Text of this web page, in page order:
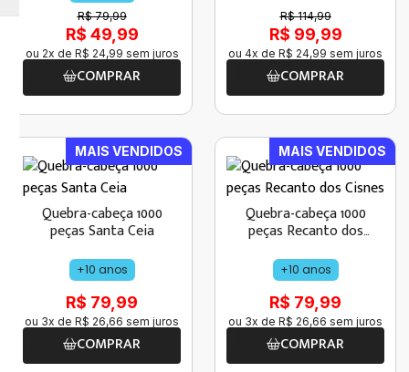
R$ 79,99
R$ 49,99
ou 2x de R$ 24,99 sem juros
COMPRAR
R$ 114,99
R$ 99,99
ou 4x de R$ 24,99 sem juros
COMPRAR
MAIS VENDIDOS
Quebra-cabeça 1000
peças Santa Ceia
+10 anos
R$ 79,99
ou 3x de R$ 26,66 sem juros
COMPRAR
MAIS VENDIDOS
Quebra-cabeça 1000
peças Recanto dos
+10 anos
R$ 79,99
ou 3x de R$ 26,66 sem juros
COMPRAR